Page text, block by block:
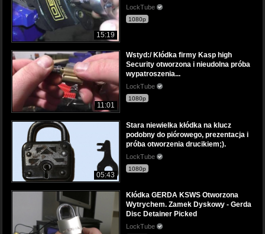
15:19
LockTube
1080p
11:01
Wstyd:/ Kłódka firmy Kasp high
Security otworzona i nieudolna próba
wypatroszenia...
LockTube
1080p
05:43
Stara niewielka kłódka na klucz
podobny do piórowego, prezentacja i
próba otworzenia drucikiem;).
LockTube
1080p
Kłódka GERDA KSWS Otworzona
Wytrychem. Zamek Dyskowy - Gerda
Disc Detainer Picked
LockTube